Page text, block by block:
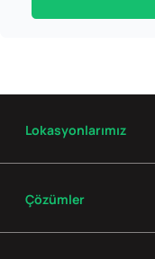
Lokasyonlarımız
Çözümler